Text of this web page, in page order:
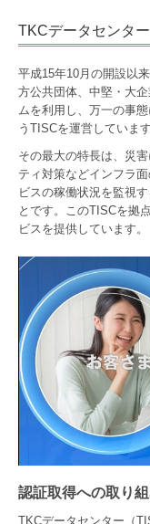
TKCデータセンタ
平成15年10月の開設以
方公共団体、中堅・大
ムを利用し、万一の事
うTISCを運営しています
その最大の特長は、災
ティ対策などインフラ
ビスの稼働状況を監視
とです。このTISCを拠
ビスを提供しています。
認証取得への取り
TKCデータセンター（